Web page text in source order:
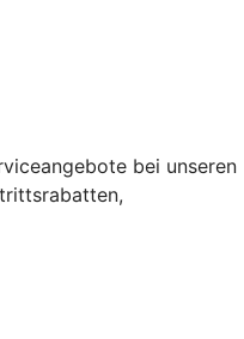
bei unseren